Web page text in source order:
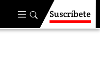
Suscríbete